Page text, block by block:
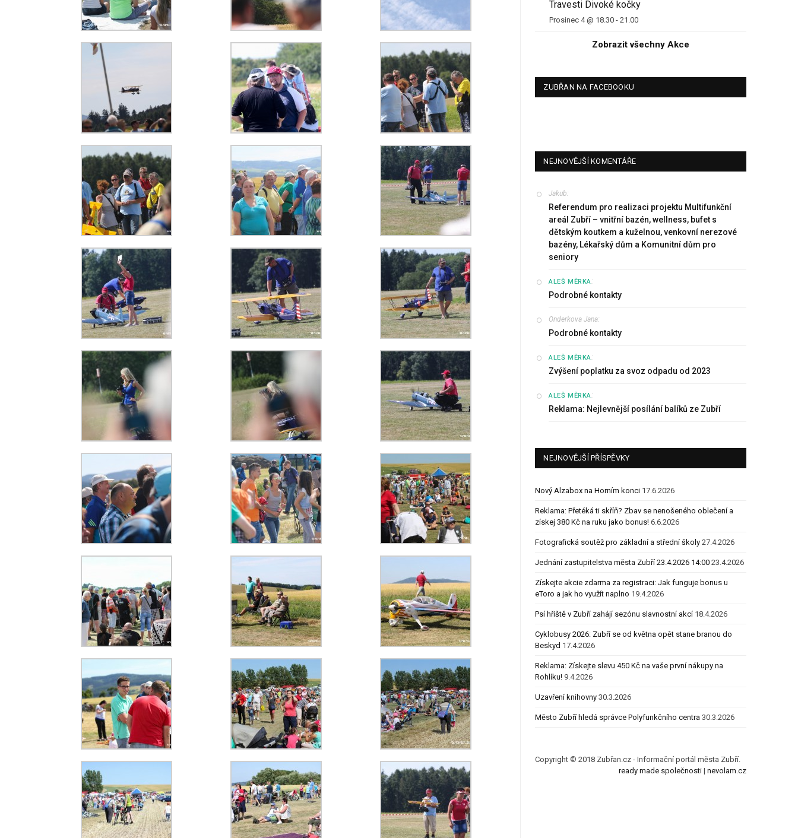
Travesti Divoké kočky
Prosinec 4 @ 18.30 -21.00
Zobrazit všechny Akce
ZUBŘAN NA FACEBOOKU
NEJNOVĚJŠÍ KOMENTÁŘE
Jakub:
Referendum pro realizaci projektu Multifunkční
areál Zubří – vnitřní bazén, wellness, bufet s
dětským koutkem a kuželnou, venkovní nerezové
bazény, Lékařský dům a Komunitní dům pro
seniory
ALEŠ MĚRKA:
Podrobné kontakty
Onderkova Jana:
Podrobné kontakty
ALEŠ MĚRKA:
Zvýšení poplatku za svoz odpadu od 2023
ALEŠ MĚRKA:
Reklama: Nejlevnější posílání balíků ze Zubří
NEJNOVĚJŠÍ PŘÍSPĚVKY
Nový Alzabox na Horním konci 17.6.2026
Reklama: Přetéká ti skříň? Zbav se nenošeného oblečení a
získej 380 Kč na ruku jako bonus! 6.6.2026
Fotografická soutěž pro základní a střední školy 27.4.2026
Jednání zastupitelstva města Zubří 23.4.2026 14:00 23.4.2026
Získejte akcie zdarma za registraci: Jak funguje bonus u
eToro a jak ho využít naplno 19.4.2026
Psí hřiště v Zubří zahájí sezónu slavnostní akcí 18.4.2026
Cyklobusy 2026: Zubří se od května opět stane branou do
Beskyd 17.4.2026
Reklama: Získejte slevu 450 Kč na vaše první nákupy na
Rohlíku! 9.4.2026
Uzavření knihovny 30.3.2026
Město Zubří hledá správce Polyfunkčního centra 30.3.2026
Copyright © 2018 Zubřan.cz - Informační portál města Zubří.
ready made společnosti| nevolam.cz